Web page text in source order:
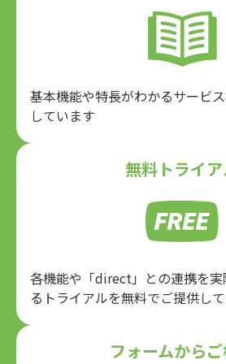
基本機能や特長がわかるサービ
しています
無料トライ
各機能や「direct」との連携を
るトライアルを無料でご提供し
フォームから